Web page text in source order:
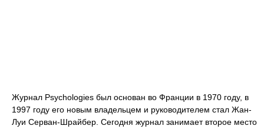
Журнал Psychologies был основан во Франции в 1970 году, в
1997 году его новым владельцем и руководителем стал Жан-
Луи Серван-Шрайбер. Сегодня журнал занимает второе место